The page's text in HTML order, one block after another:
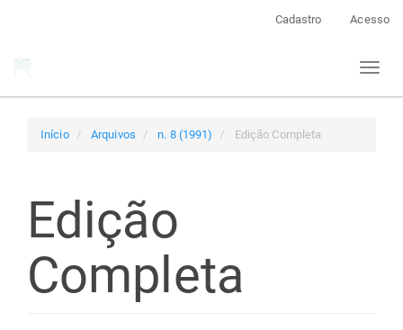
Cadastro Acesso
Toggle
Início Arquivos n. 8 (1991) Edição Completa
Edição
Completa